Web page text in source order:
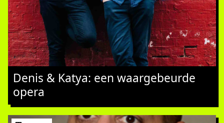
Denis & Katya: een waargebeurde
opera